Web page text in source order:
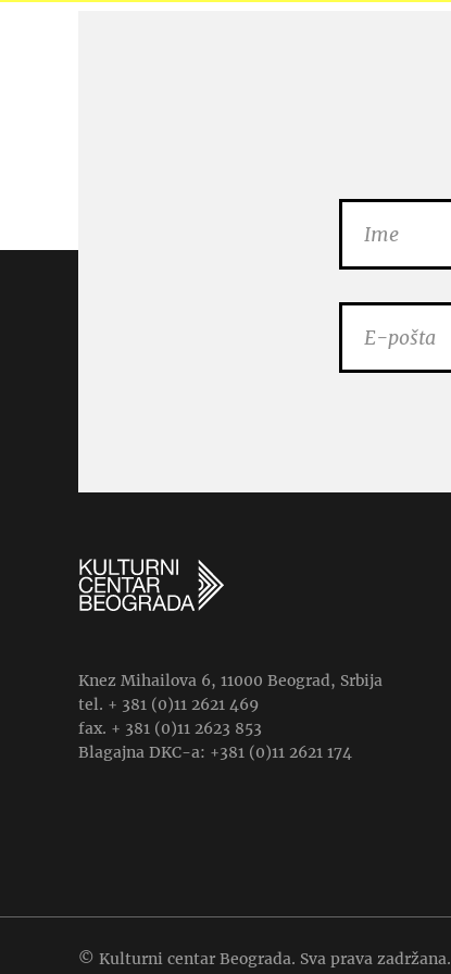
Knez Mihailova 6, 11000 Beograd, Srbija
tel. + 381 (0)11 2621 469
fax. + 381 (0)11 2623 853
Blagajna DKC-a: +381 (0)11 2621 174
© Kulturni centar Beograda. Sva prava zadržana.